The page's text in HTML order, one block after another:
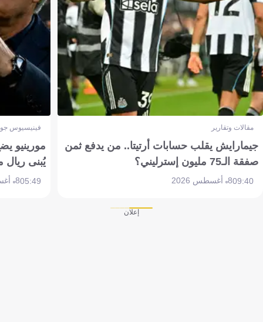
مقالات وتقارير
جيمارايش يقلب حسابات أرتيتا.. من يدفع ثمن
صفقة الـ75 مليون إسترليني؟
09:408 أغسطس 2026
فينيسيوس
مورينيو
يُبنى ريال
05:498 أغسطس 2026
إعلان